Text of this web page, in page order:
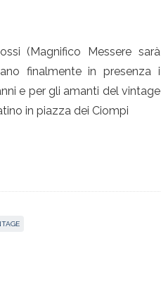
(Magnifico Messere sarà
finalmente in presenza i
e per gli amanti del vintage
in piazza dei Ciompi